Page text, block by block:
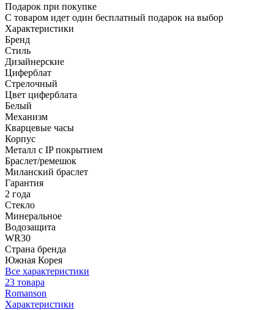
Подарок при покупке
С товаром идет один бесплатный подарок на выбор
Характеристики
Бренд
Стиль
Дизайнерские
Циферблат
Стрелочный
Цвет циферблата
Белый
Механизм
Кварцевые часы
Корпус
Металл с IP покрытием
Браслет/ремешок
Миланский браслет
Гарантия
2 года
Стекло
Минеральное
Водозащита
WR30
Страна бренда
Южная Корея
Все характеристики
23 товара
Romanson
Характеристики